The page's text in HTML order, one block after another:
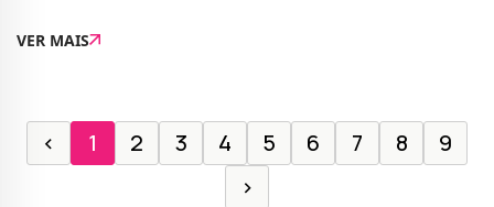
tem lançamento marcado para
VER MAIS
‹ 1 2 3 4 5 6 7 8
9
›